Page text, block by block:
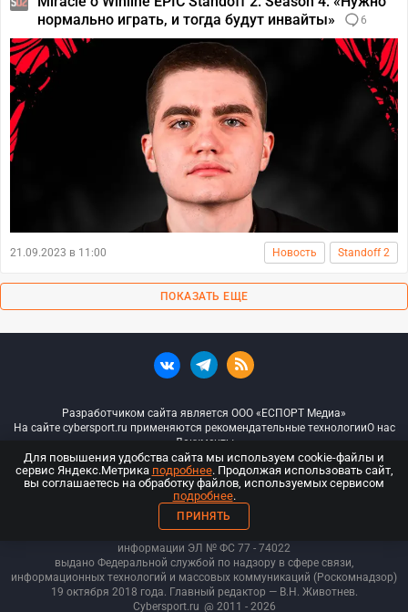
нормально играть, и тогда будут инвайты»
6
21.09.2023 в 11:00 Новость Standoff 2
ПОКАЗАТЬ ЕЩЕ
Разработчиком сайта является ООО «ЕСПОРТ Медиа»
На сайте cybersport.ru применяются рекомендательные технологииО нас
Документы
© ООО «Киберспорт.ру» — Все права защищены
18+
ООО «Киберспорт.ру». Свидетельство о регистрации средств массовой
информации ЭЛ № ФС 77 - 74022
выдано Федеральной службой по надзору в сфере связи,
информационных технологий и массовых коммуникаций (Роскомнадзор)
19 октября 2018 года. Главный редактор — В.Н. Животнев.
Cybersport.ru @ 2011 - 2026
Для повышения удобства сайта мы используем cookie-файлы и
сервис Яндекс.Метрика подробнее. Продолжая использовать сайт,
вы соглашаетесь на обработку файлов, используемых сервисом
подробнее.
ПРИНЯТЬ